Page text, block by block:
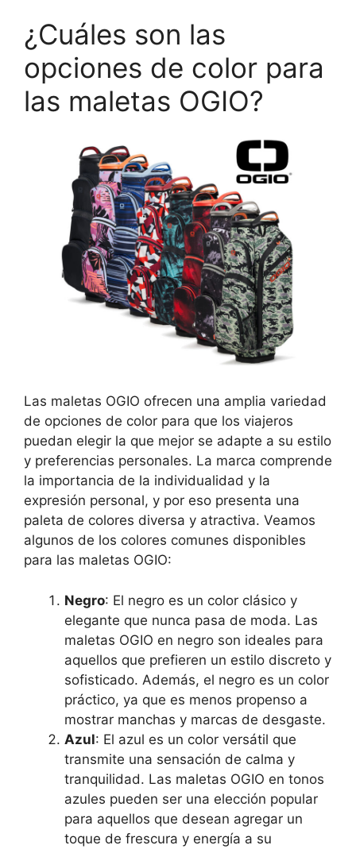
¿Cuáles son las
opciones de color para
las maletas OGIO?
Las maletas OGIO ofrecen una amplia variedad
de opciones de color para que los viajeros
puedan elegir la que mejor se adapte a su estilo
y preferencias personales. La marca comprende
la importancia de la individualidad y la
expresión personal, y por eso presenta una
paleta de colores diversa y atractiva. Veamos
algunos de los colores comunes disponibles
para las maletas OGIO:
Negro: El negro es un color clásico y
elegante que nunca pasa de moda. Las
maletas OGIO en negro son ideales para
aquellos que prefieren un estilo discreto y
sofisticado. Además, el negro es un color
práctico, ya que es menos propenso a
mostrar manchas y marcas de desgaste.
Azul: El azul es un color versátil que
transmite una sensación de calma y
tranquilidad. Las maletas OGIO en tonos
azules pueden ser una elección popular
para aquellos que desean agregar un
toque de frescura y energía a su